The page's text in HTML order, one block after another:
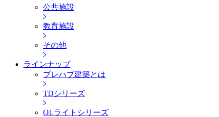
公共施設
教育施設
その他
ラインナップ
プレハブ建築とは
TDシリーズ
OLライトシリーズ